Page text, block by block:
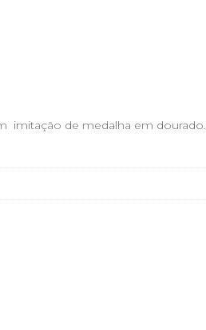
imitação de medalha em dourado.